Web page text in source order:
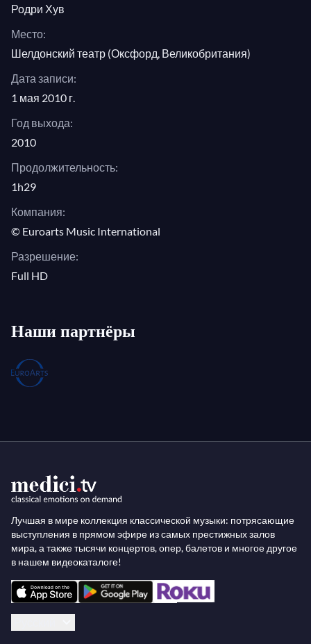
Родри Хув
Место:
Шелдонский театр (Оксфорд, Великобритания)
Дата записи:
1 мая 2010 г.
Год выхода:
2010
Продолжительность:
1h29
Компания:
© Euroarts Music International
Разрешение:
Full HD
Наши партнёры
Лучшая в мире коллекция классической музыки: потрясающие
выступления в прямом эфире из самых престижных залов
мира, а также тысячи концертов, опер, балетов и многое другое
в нашем видеокаталоге!